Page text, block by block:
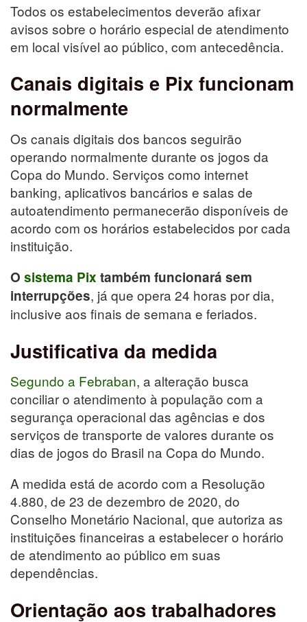
Todos os estabelecimentos deverão afixar
avisos sobre o horário especial de atendimento
em local visível ao público, com antecedência.
Canais digitais e Pix funcionam
normalmente
Os canais digitais dos bancos seguirão
operando normalmente durante os jogos da
Copa do Mundo. Serviços como internet
banking, aplicativos bancários e salas de
autoatendimento permanecerão disponíveis de
acordo com os horários estabelecidos por cada
instituição.
O sistema Pix também funcionará sem
interrupções, já que opera 24 horas por dia,
inclusive aos finais de semana e feriados.
Justificativa da medida
Segundo a Febraban, a alteração busca
conciliar o atendimento à população com a
segurança operacional das agências e dos
serviços de transporte de valores durante os
dias de jogos do Brasil na Copa do Mundo.
A medida está de acordo com a Resolução
4.880, de 23 de dezembro de 2020, do
Conselho Monetário Nacional, que autoriza as
instituições financeiras a estabelecer o horário
de atendimento ao público em suas
dependências.
Orientação aos trabalhadores